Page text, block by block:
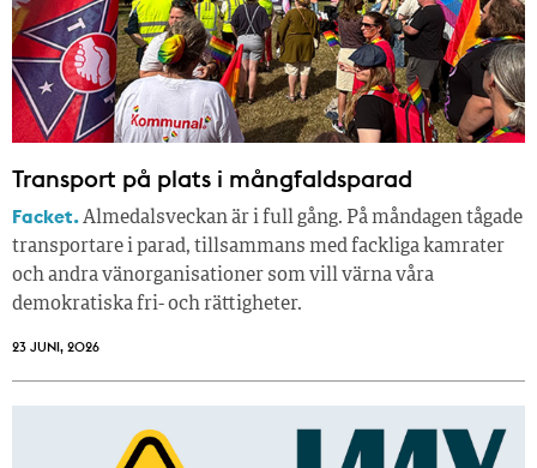
Transport på plats i mångfaldsparad
Facket.Almedalsveckan är i full gång. På måndagen tågade
transportare i parad, tillsammans med fackliga kamrater
och andra vänorganisationer som vill värna våra
demokratiska fri- och rättigheter.
23 JUNI, 2026